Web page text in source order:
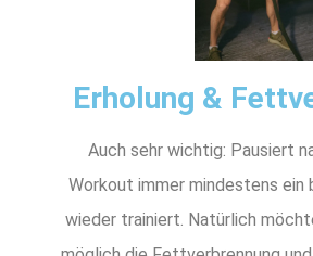
Erholung &
Auch sehr wichtig: Pausiert
Workout immer mindestens ein
wieder trainiert. Natürlich